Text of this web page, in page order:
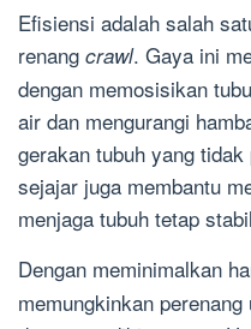
Efisiensi adalah salah
renang crawl. Gaya ini
dengan memosisikan
air dan mengurangi
gerakan tubuh yang
sejajar juga membantu
menjaga tubuh tetap
Dengan meminimalkan
memungkinkan